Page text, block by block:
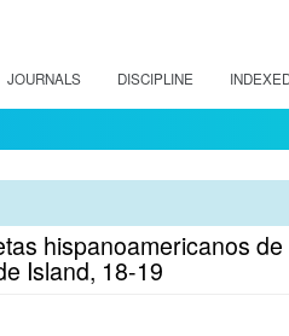
JOURNALS DISCIPLINE
hispanoamericanos
Island, 18-19